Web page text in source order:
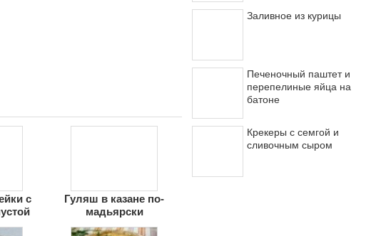
с
Гуляш в казане по-
мадьярски
Заливное из курицы
Печеночный паштет и
перепелиные яйца на
батоне
Крекеры с семгой и
сливочным сыром